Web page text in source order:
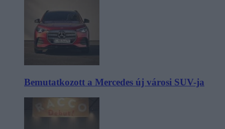
Bemutatkozott a Mercedes új városi SUV-ja